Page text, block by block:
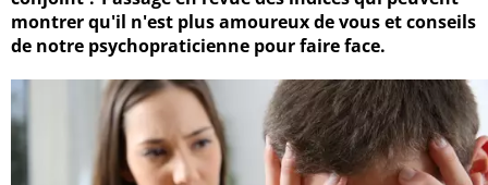
montrer qu'il n'est plus amoureux de vous et conseils
de notre psychopraticienne pour faire face.